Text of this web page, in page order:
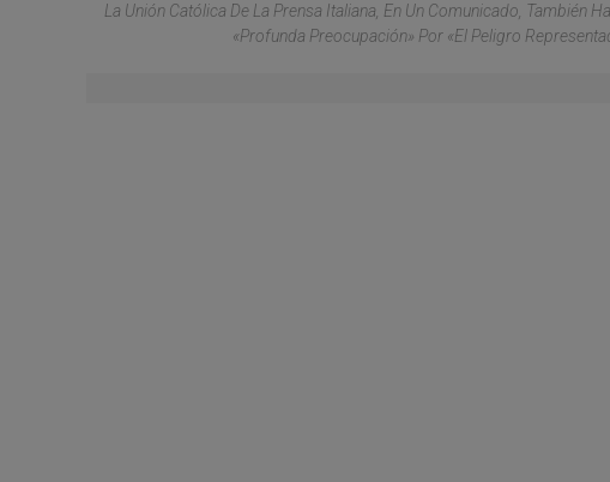
La Unión Católica De La Prensa Italiana, En Un Comunicado, También
«profunda Preocupación» Por «el Peligro